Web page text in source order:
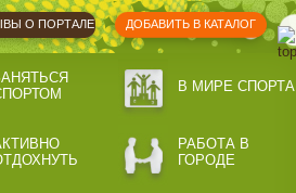
О ПОРТАЛЕ ДОБАВИТЬ В КАТАЛОГ
В МИРЕ СПОРТА
РАБОТА В
ГОРОДЕ